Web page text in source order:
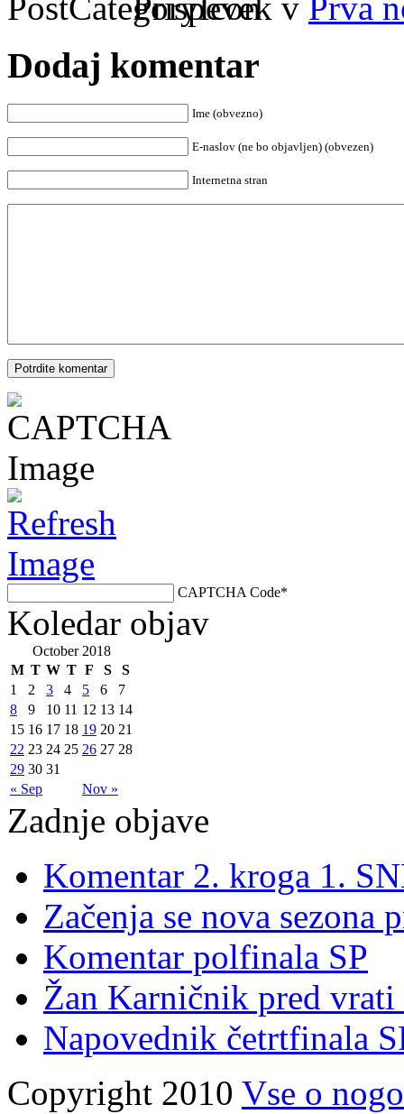
Dodaj komentar
Ime (obvezno)
E-naslov (ne bo objavljen) (obvezen)
Internetna stran
Potrdite komentar
CAPTCHA Code*
Koledar objav
October 2018
M T W T F S S
« Sep Nov »
1 2 3 4 5 6
7
8
9 10 11 12 13 14
15 16 17 18 19 20 21
22 23 24 25 26 27 28
29 30 31
Zadnje objave
Komentar 2. kroga 1.
Začenja se nova sezona
Komentar polfinala SP
Žan Karničnik pred vrati
Napovednik četrtfinala
Copyright 2010 Vse o